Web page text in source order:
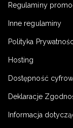
Regulaminy
Inne regulaminy
Polityka
Hosting
Dostępność
Deklaracje
Informacja